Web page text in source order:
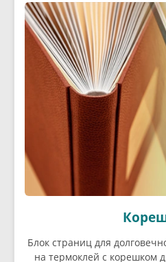
Блок страниц для
на термоклей с корешком